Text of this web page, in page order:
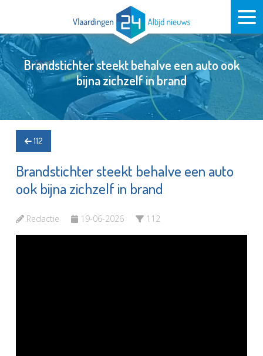
Brandstichter steekt behalve een auto ook
bijna zichzelf in brand
112
Brandstichter steekt behalve een auto
ook bijna zichzelf in brand
Redactie 19-06-2026 112